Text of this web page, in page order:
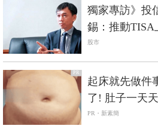
獨家專訪》投
錫：推動TISA
股市
PR
起床就先做件
了! 肚子一天天
PR・新素簡